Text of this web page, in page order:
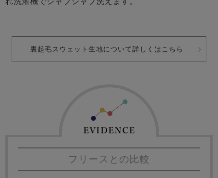
裏起毛スウェット生地について詳しくはこちら
フリースとの比較